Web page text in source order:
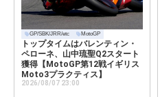
GP/SBK/JRR/etc MotoGP
トップタイムはバレンティン・
ペローネ、山中琉聖Q2スタート
獲得【MotoGP第12戦イギリス
Moto3プラクティス】
2026/08/07 23:00